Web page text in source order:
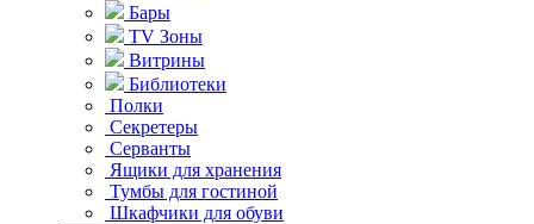
Бары
TV Зоны
Витрины
Библиотеки
Полки
Секретеры
Серванты
Ящики для хранения
Тумбы для гостиной
Шкафчики для обуви